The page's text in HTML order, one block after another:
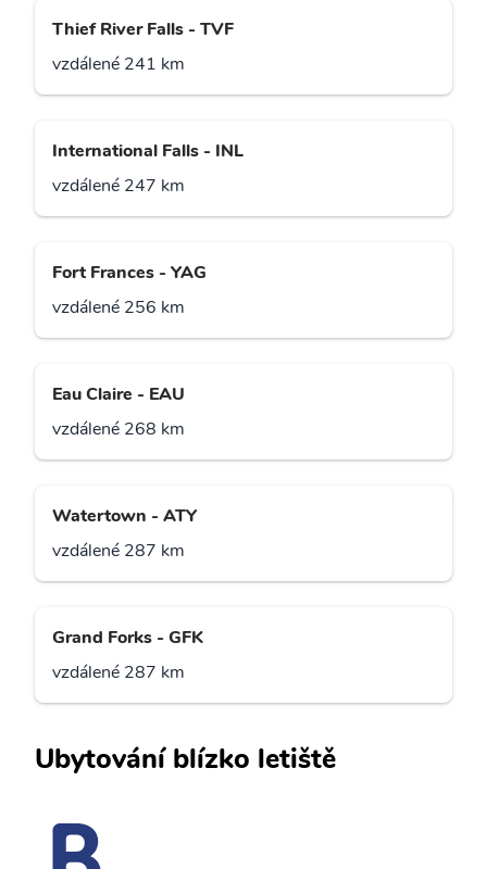
Thief River Falls - TVF
vzdálené 241 km
International Falls - INL
vzdálené 247 km
Fort Frances - YAG
vzdálené 256 km
Eau Claire - EAU
vzdálené 268 km
Watertown - ATY
vzdálené 287 km
Grand Forks - GFK
vzdálené 287 km
Ubytování blízko letiště